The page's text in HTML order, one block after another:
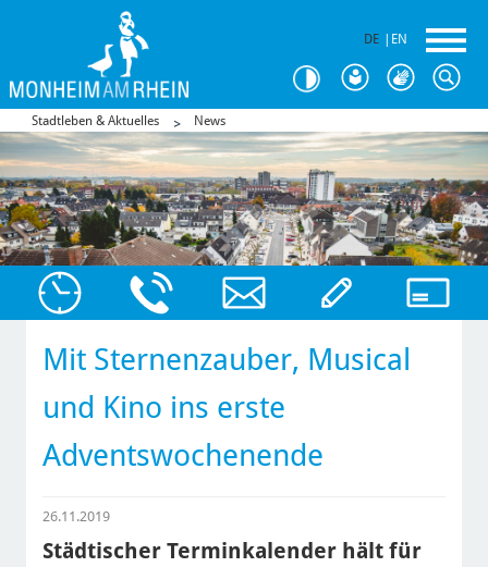
DE EN
Stadtleben & Aktuelles News
Mit Sternenzauber, Musical
und Kino ins erste
Adventswochenende
26.11.2019
Städtischer Terminkalender hält für